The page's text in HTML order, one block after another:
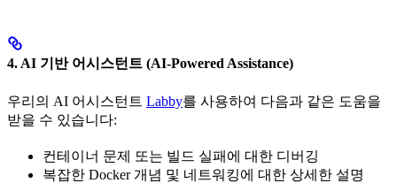
4. AI 기반 어시스턴트 (AI-Powered Assistance)
우리의 AI 어시스턴트 Labby를 사용하여 다음과 같은 도움을
받을 수 있습니다:
컨테이너 문제 또는 빌드 실패에 대한 디버깅
복잡한 Docker 개념 및 네트워킹에 대한 상세한 설명